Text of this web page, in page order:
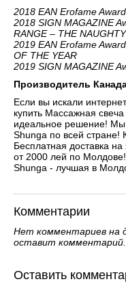
2018 EAN Erofame
2018 SIGN MAGAZINE
RANGE – THE
2019 EAN Erofame
OF THE YEAR
2019 SIGN MAGAZINE
Производитель
Если вы искали
купить Массажная
идеальное решение! Мы
Shunga по всей
Бесплатная доставка
от 2000 лей по
Shunga - лучшая в
Комментарии
Нет комментариев на
оставит комментарий.
Оставить